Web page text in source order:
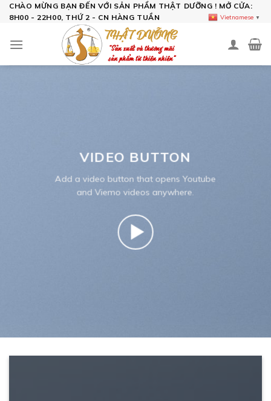
SkipCHÀO MỪNG BẠN ĐẾN VỚI SẢN PHẨM THẬT DƯỠNG ! MỞ CỬA:
8H00 - 22H00, THỨ 2 - CN HÀNG TUẦN
VIDEO BUTTON
Add a video button that opens Youtube
and Viemo videos anywhere.
Vietnamese ▼